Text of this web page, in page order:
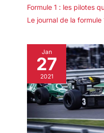
Formule 1 : les pilotes
Le journal de la formule
Jan
27
2021